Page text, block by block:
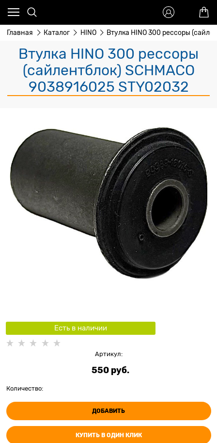
Главная Каталог HINO Втулка HINO 300 рессоры
Втулка HINO 300 рессоры
(сайлентблок) SCHMACO
9038916025 STY02032
Есть в наличии
Артикул:
550 руб.
Количество:
ДОБАВИТЬ
КУПИТЬ В ОДИН КЛИК